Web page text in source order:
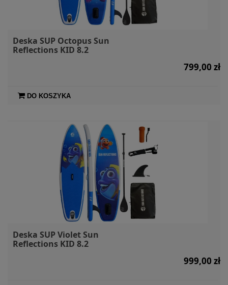
Deska SUP Octopus Sun
Reflections KID 8.2
799,00 zł
DO KOSZYKA
Deska SUP Violet Sun
Reflections KID 8.2
999,00 zł